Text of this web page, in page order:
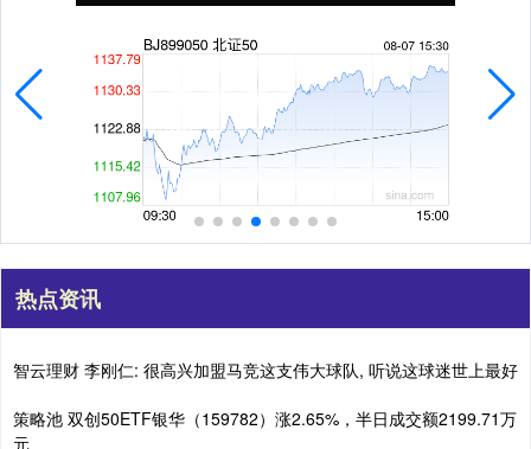
热点资讯
智云理财 李刚仁: 很高兴加盟马竞这支伟大球队, 听说这球迷世上最好
策略池 双创50ETF银华（159782）涨2.65%，半日成交额2199.71万
元